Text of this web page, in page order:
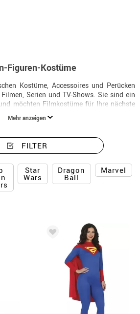
Figuren-Kostüme
Kostüme, Accessoires und Perücken
Serien und TV-Shows. Sie sind ein
möchten Filmkostüme für Ihre nächste
gibt Filme und TV-Serien, die einen
jeden Erwachsenen markiert haben. Bei
Hommage an diesem großen Kino- und
Welche Rolle würden Sie gern
Mehr anzeigen
FILTER
Star
Wars
Dragon
Ball
Marvel